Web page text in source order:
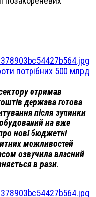
потрібних 500 млрд
отримав
держава готова
після зупинки
на вже
нові бюджетні
можливостей
озвучила власний
в рази.